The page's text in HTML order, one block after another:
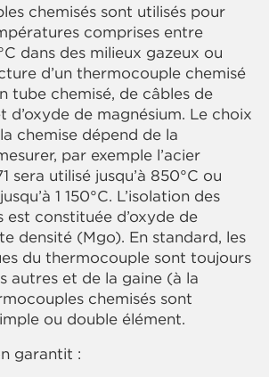
chemisés sont utilisés pour
comprises entre
dans des milieux gazeux ou
d’un thermocouple chemisé
tube chemisé, de câbles de
de magnésium. Le choix
chemise dépend de la
par exemple l’acier
sera utilisé jusqu’à 850°C ou
1 150°C. L’isolation des
est constituée d’oxyde de
densité (Mgo). En standard, les
du thermocouple sont toujours
autres et de la gaine (à la
chemisés sont
ou double élément.
garantit :